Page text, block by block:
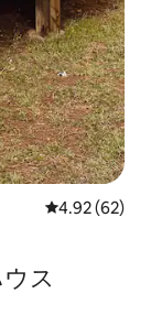
レビュー62
4.92 (62)
ス